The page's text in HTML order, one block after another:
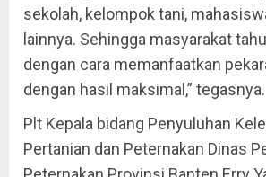
sekolah, kelompok tani,
lainnya. Sehingga masyarakat
dengan cara memanfaatkan
dengan hasil maksimal,” tegasnya.
Plt Kepala bidang Penyuluhan
Pertanian dan Peternakan Dinas